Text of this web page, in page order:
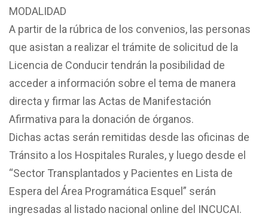
MODALIDAD
A partir de la rúbrica de los convenios, las personas
que asistan a realizar el trámite de solicitud de la
Licencia de Conducir tendrán la posibilidad de
acceder a información sobre el tema de manera
directa y firmar las Actas de Manifestación
Afirmativa para la donación de órganos.
Dichas actas serán remitidas desde las oficinas de
Tránsito a los Hospitales Rurales, y luego desde el
“Sector Transplantados y Pacientes en Lista de
Espera del Área Programática Esquel” serán
ingresadas al listado nacional online del INCUCAI.